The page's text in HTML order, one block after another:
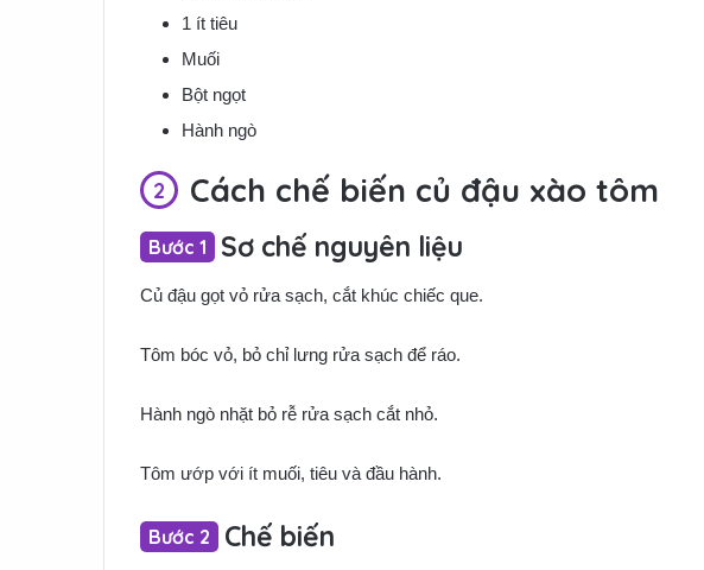
1 ít tiêu
Muối
Bột ngọt
Hành ngò
Cách chế biến củ đậu xào tôm
Sơ chế nguyên liệu
Củ đậu gọt vỏ rửa sạch, cắt khúc chiếc que.
Tôm bóc vỏ, bỏ chỉ lưng rửa sạch để ráo.
Hành ngò nhặt bỏ rễ rửa sạch cắt nhỏ.
Tôm ướp với ít muối, tiêu và đầu hành.
Chế biến